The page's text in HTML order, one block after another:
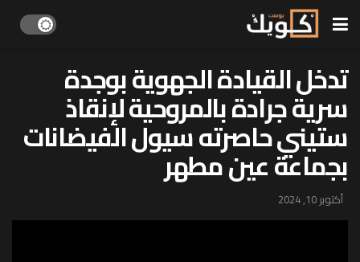
تدخل القيادة الجهوية بوجدة
سرية جرادة بالمروحية لإنقاذ
ستيني حاصرته سيول الفيضانات
بجماعة عين مطهر
أكتوبر 10, 2024